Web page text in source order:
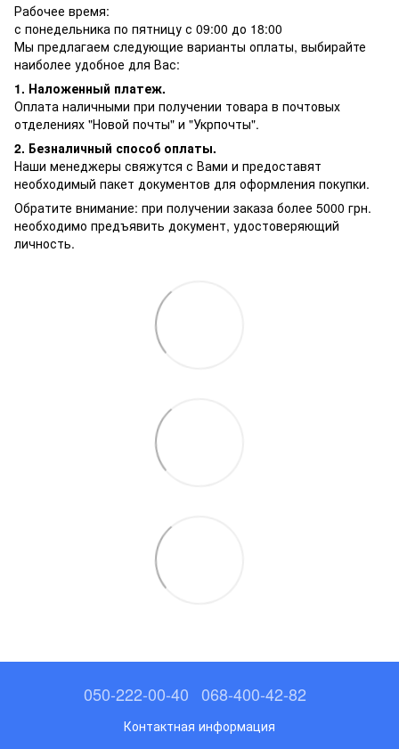
Рабочее время:
с понедельника по пятницу с 09:00 до 18:00
Мы предлагаем следующие варианты оплаты, выбирайте
наиболее удобное для Вас:
1. Наложенный платеж.
Оплата наличными при получении товара в почтовых
отделениях "Новой почты" и "Укрпочты".
2. Безналичный способ оплаты.
Наши менеджеры свяжутся с Вами и предоставят
необходимый пакет документов для оформления покупки.
Обратите внимание: при получении заказа более 5000 грн.
необходимо предъявить документ, удостоверяющий
личность.
050-222-00-40 068-400-42-82
Контактная информация